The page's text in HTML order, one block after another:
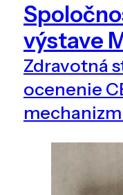
výstave
​Zdravotná
ocenenie